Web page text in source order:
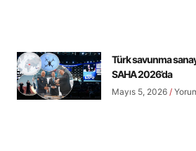
Türk savunma
SAHA 2026’da
Mayıs 5, 2026